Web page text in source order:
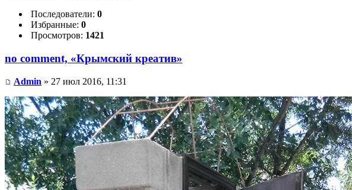
Последователи: 0
Избранные: 0
Просмотров: 1421
no comment, «Крымский креатив»
Admin » 27 июл 2016, 11:31